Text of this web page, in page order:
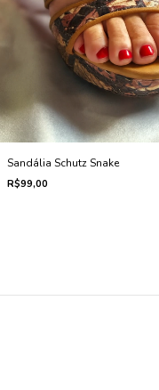
Sandália Schutz Snake
R$99,00